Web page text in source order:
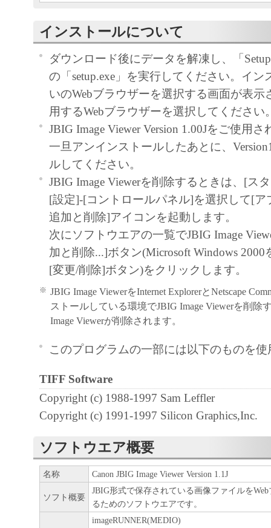
容によりキヤノンまたはキヤノンのラ
します。
キヤノンは、本ソフトウェアのユーザ
といいます。）に対し、本ソフトウェ
ノン製品を利用する目的で本ソフトウ
独占的権利を許諾します。
ユーザーは、本ソフトウェアの全部ま
改変、リバース・エンジニアリング、
は逆アセンブル等することはできませ
キヤノン、キヤノンマーケティングジ
よびキヤノンのライセンサーは、本ソ
ザーの特定の目的のために適当である
用であること、または本ソフトウェア
と、その他本ソフトウェアに関してい
しません。
キヤノン、キヤノンマーケティングジ
よびキヤノンのライセンサーは、本ソ
に付随または関連して生ずる直接的ま
失、損害等について、いかなる場合に
ユーザーは、日本国政府または該当国
許可等を得ることなしに、本ソフトウ
一部を、直接または間接に輸出しては
インストールについて
ダウンロード後にデータを解凍し、「
の「setup.exe」を実行してください。イン
いのWebブラウザーを選択する画面が表示
用するWebブラウザーを選択してください
JBIG Image Viewer Version 1.00Jをご使用
一旦アンインストールしたあとに、
ルしてください。
JBIG Image Viewerを削除するときは、[ス
[設定]-[コントロールパネル]を選択して[ア
追加と削除]アイコンを起動します。
次にソフトウエアの一覧でJBIG Image
加と削除...]ボタン(Microsoft Windows
[変更/削除]ボタン)をクリックします。
※ JBIG Image ViewerをInternet ExplorerとNetscape
ストールしている環境でJBIG Image Viewerを削除
Image Viewerが削除されます。
このプログラムの一部には以下のものを
TIFF Software
Copyright (c) 1988-1997 Sam Leffler
Copyright (c) 1991-1997 Silicon Graphics,Inc.
ソフトウエア概要
名称 Canon JBIG Image Viewer Version 1.1J
ソフト概要
JBIG形式で保存されている画像ファイルを
るためのソフトウエアです。
imageRUNNER(MEDIO)